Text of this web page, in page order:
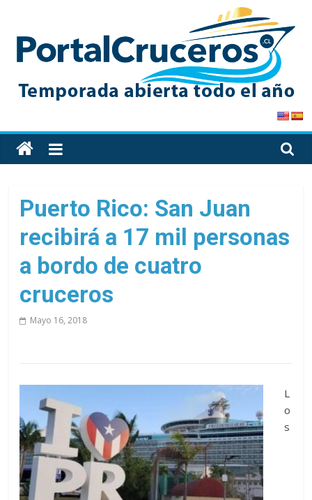
content
PortalCruceros
Toda
la
de
cruceros
en
un
solo
Puerto Rico: San Juan
recibirá a 17 mil personas
a bordo de cuatro
cruceros
Mayo 16, 2018
L
o
s